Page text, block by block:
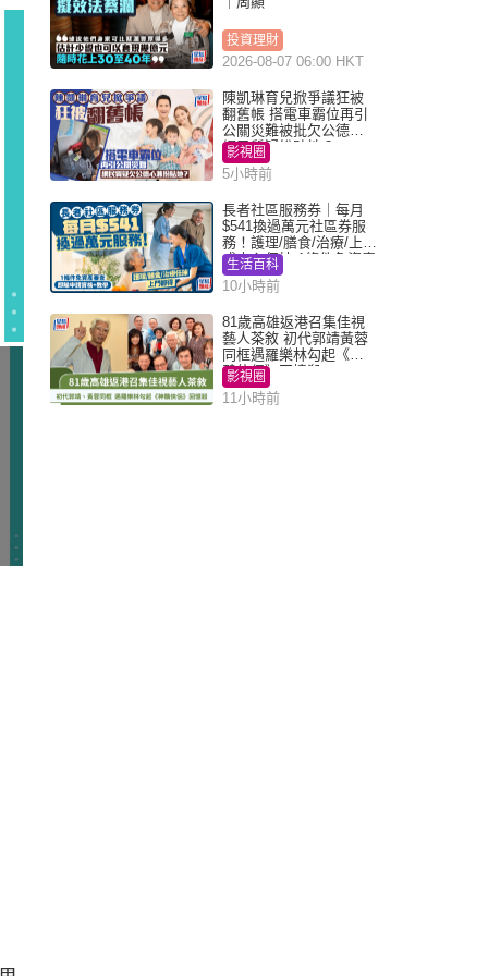
投資理財
2026-08-07 06:00 HKT
陳凱琳育兒掀爭議狂被
翻舊帳 搭電車霸位再引
公關災難被批欠公德心
網民質疑扮貼地？
影視圈
5小時前
長者社區服務券｜每月
$541換過萬元社區券服
務！護理/膳食/治療/上門
或中心任揀 1條件免資產
審查（附申請資格及教
學）
生活百科
10小時前
81歲高雄返港召集佳視
藝人茶敘 初代郭靖黃蓉
同框遇羅樂林勾起《神
鵰俠侶》回憶殺
影視圈
11小時前